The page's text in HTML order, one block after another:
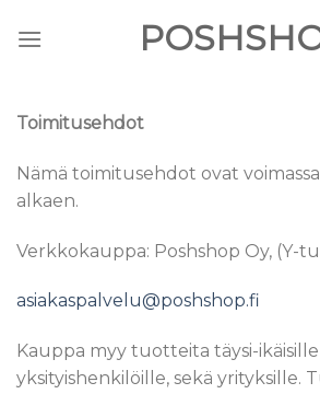
Toimitusehdot
Nämä toimitusehdot ovat voimassa
alkaen.
Verkkokauppa: Poshshop Oy, (Y-
asiakaspalvelu@poshshop.fi
Kauppa myy tuotteita täysi-ikäisille
yksityishenkilöille, sekä yrityksille.